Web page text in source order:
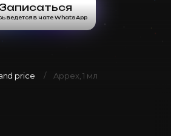
ведется в чате WhatsApp
price Appex, 1 мл